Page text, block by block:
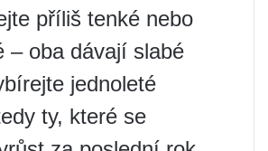
příliš tenké nebo
– oba dávají slabé
jednoleté
ty, které se